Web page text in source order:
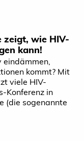
zeigt, wie HIV-
kann!
kommt? Mit
viele HIV-
Konferenz in
(die sogenannte